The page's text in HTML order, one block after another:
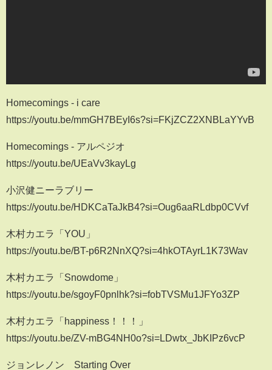
Homecomings - i care
https://youtu.be/mmGH7BEyI6s?si=FKjZCZ2XNBLaYYvB
Homecomings - アルペジオ
https://youtu.be/UEaVv3kayLg
小沢健ニーラブリー
https://youtu.be/HDKCaTaJkB4?si=Oug6aaRLdbp0CVvf
木村カエラ「YOU」
https://youtu.be/BT-p6R2NnXQ?si=4hkOTAyrL1K73Wav
木村カエラ「Snowdome」
https://youtu.be/sgoyF0pnlhk?si=fobTVSMu1JFYo3ZP
木村カエラ「happiness！！！」
https://youtu.be/ZV-mBG4NH0o?si=LDwtx_JbKIPz6vcP
ジョンレノン Starting Over